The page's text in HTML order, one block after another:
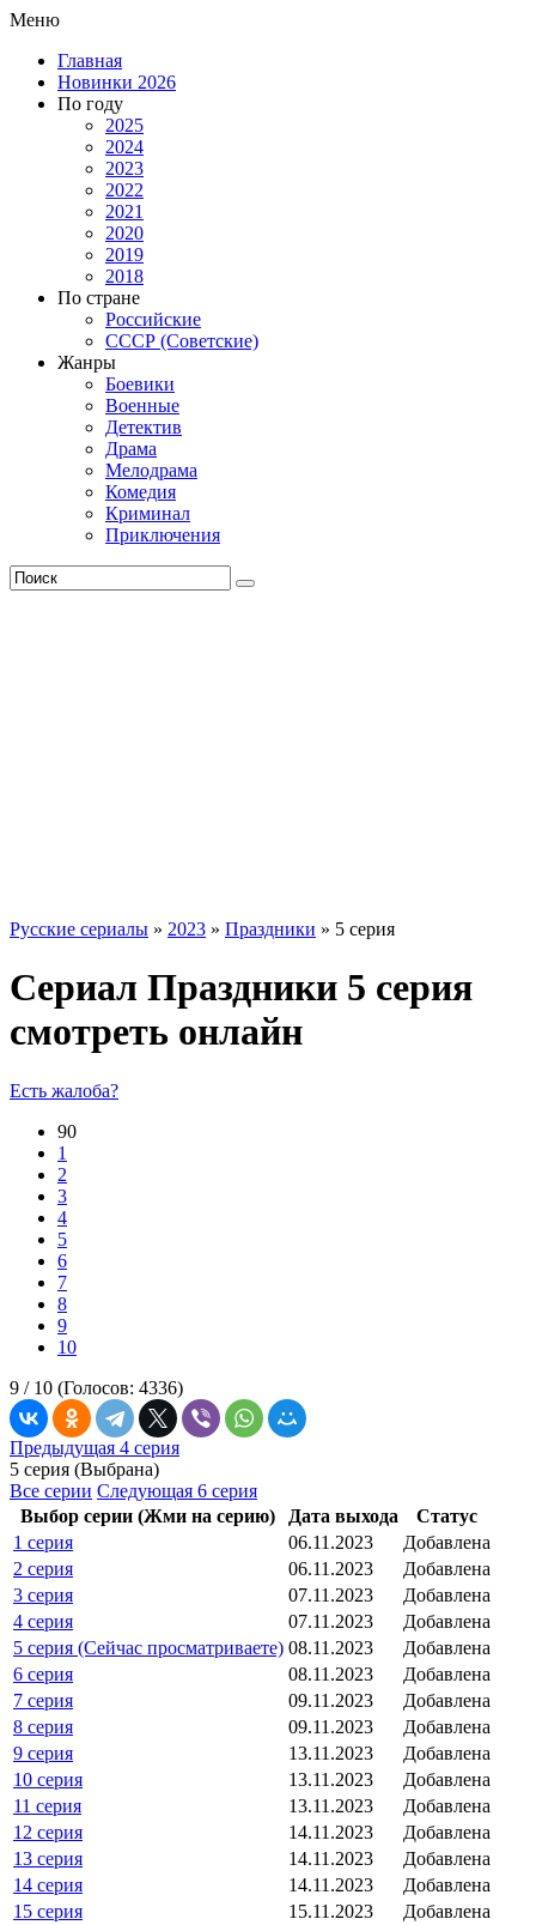
Меню
Главная
Новинки 2026
По году
2025
2024
2023
2022
2021
2020
2019
2018
По стране
Российские
СССР (Советские)
Жанры
Боевики
Военные
Детектив
Драма
Мелодрама
Комедия
Криминал
Приключения
Русские сериалы » 2023 » Праздники » 5 серия
Сериал Праздники 5 серия
смотреть онлайн
Есть жалоба?
90
1
2
3
4
5
6
7
8
9
10
9 / 10 (Голосов: 4336)
Предыдущая 4 серия
5 серия (Выбрана)
Все серии Следующая 6 серия
Выбор серии (Жми на серию)
Дата выхода
Статус
1 серия
06.11.2023
Добавлена
2 серия
06.11.2023
Добавлена
3 серия
07.11.2023
Добавлена
4 серия
07.11.2023
Добавлена
5 серия (Сейчас просматриваете) 08.11.2023
Добавлена
6 серия
08.11.2023
Добавлена
7 серия
09.11.2023
Добавлена
8 серия
09.11.2023
Добавлена
9 серия
13.11.2023
Добавлена
10 серия
13.11.2023
Добавлена
11 серия
13.11.2023
Добавлена
12 серия
14.11.2023
Добавлена
13 серия
14.11.2023
Добавлена
14 серия
14.11.2023
Добавлена
15 серия
15.11.2023
Добавлена